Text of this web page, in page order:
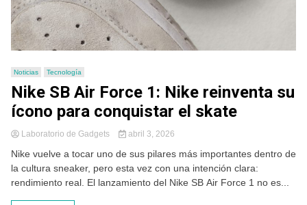
Noticias Tecnología
Nike SB Air Force 1: Nike reinventa su
ícono para conquistar el skate
Laboratorio de Gadgets abril 3, 2026
Nike vuelve a tocar uno de sus pilares más importantes dentro de
la cultura sneaker, pero esta vez con una intención clara:
rendimiento real. El lanzamiento del Nike SB Air Force 1 no es...